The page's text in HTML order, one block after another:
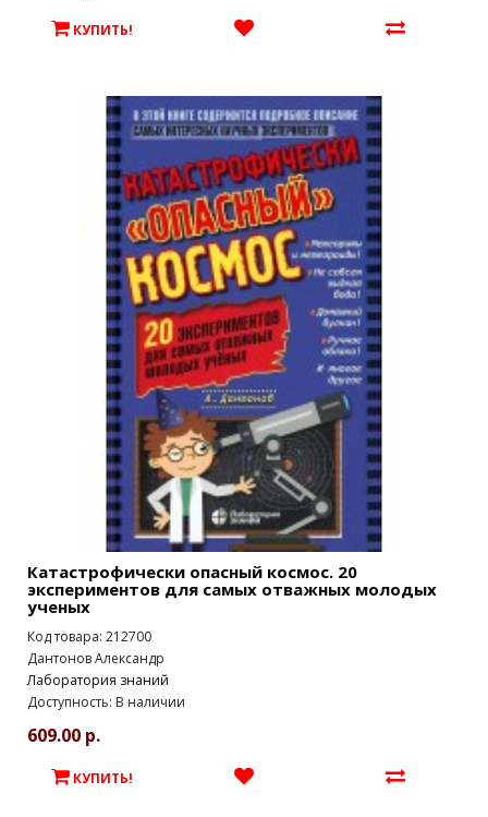
КУПИТЬ!
Катастрофически опасный космос. 20
экспериментов для самых отважных молодых
ученых
Код товара: 212700
Дантонов Александр
Лаборатория знаний
Доступность: В наличии
609.00 р.
КУПИТЬ!